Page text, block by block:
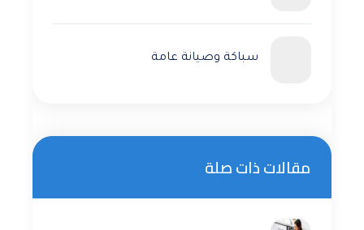
سباكة وصيانة عامة
مقالات ذات صلة